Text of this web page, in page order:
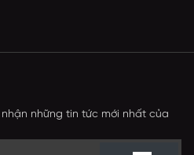
những tin tức mới nhất của